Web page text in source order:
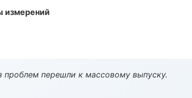
измерений
перешли к массовому выпуску.